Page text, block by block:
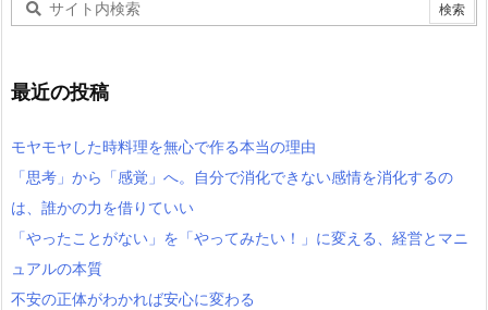
最近の投稿
モヤモヤした時料理を無心で作る本当の理由
「思考」から「感覚」へ。自分で消化できない感情を消化するの
は、誰かの力を借りていい
「やったことがない」を「やってみたい！」に変える、経営とマニ
ュアルの本質
不安の正体がわかれば安心に変わる